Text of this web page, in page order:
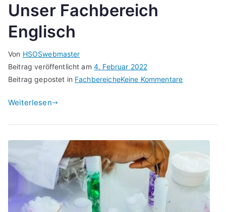
Unser Fachbereich
Englisch
Von HSOSwebmaster
Beitrag veröffentlicht am 4. Februar 2022
Beitrag gepostet in FachbereicheKeine Kommentarezu
Weiterlesen